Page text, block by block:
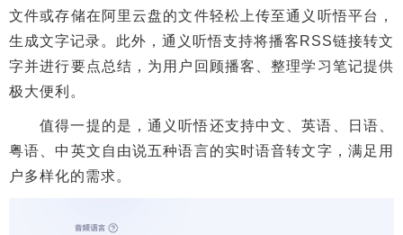
文件或存储在阿里云盘的文件轻松上传至通义听悟平台，
生成文字记录。此外，通义听悟支持将播客RSS链接转文
字并进行要点总结，为用户回顾播客、整理学习笔记提供
极大便利。
值得一提的是，通义听悟还支持中文、英语、日语、
粤语、中英文自由说五种语言的实时语音转文字，满足用
户多样化的需求。